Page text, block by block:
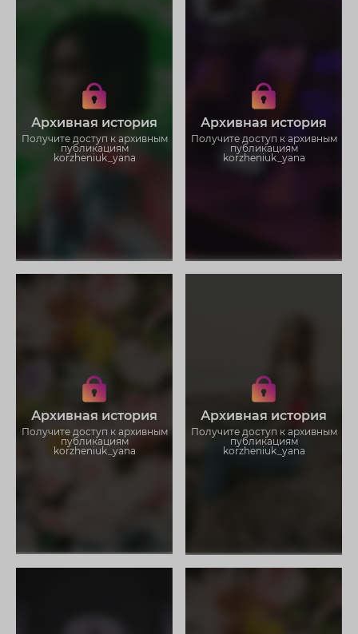
Архивная история
Получите доступ к архивным
публикациям
korzheniuk_yana
Получите доступ к архивным
историям korzheniuk_yana
Не отвлекайтесь на рекламу
Загружайте истории без
ограничений
Архивная история
Получите доступ к архивным
публикациям
korzheniuk_yana
Получите доступ к архивным
историям korzheniuk_yana
Не отвлекайтесь на рекламу
Загружайте истории без
ограничений
Архивная история
Получите доступ к архивным
публикациям
korzheniuk_yana
Получите доступ к архивным
историям korzheniuk_yana
Не отвлекайтесь на рекламу
Загружайте истории без
ограничений
Архивная история
Получите доступ к архивным
публикациям
korzheniuk_yana
Получите доступ к архивным
историям korzheniuk_yana
Не отвлекайтесь на рекламу
Загружайте истории без
ограничений